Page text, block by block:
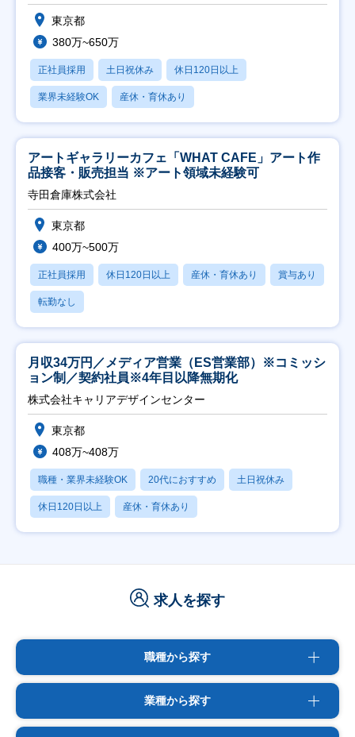
東京都
380万~650万
正社員採用 土日祝休み 休日120日以上
業界未経験OK 産休・育休あり
アートギャラリーカフェ「WHAT CAFE」アート作
品接客・販売担当 ※アート領域未経験可
寺田倉庫株式会社
東京都
400万~500万
正社員採用 休日120日以上 産休・育休あり 賞与あり
転勤なし
月収34万円／メディア営業（ES営業部）※コミッシ
ョン制／契約社員※4年目以降無期化
株式会社キャリアデザインセンター
東京都
408万~408万
職種・業界未経験OK 20代におすすめ 土日祝休み
休日120日以上 産休・育休あり
求人を探す
職種から探す
業種から探す